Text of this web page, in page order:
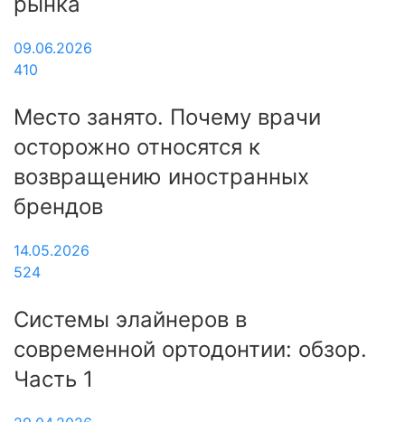
09.06.2026
410
Место занято. Почему врачи
осторожно относятся к
возвращению иностранных
брендов
14.05.2026
524
Системы элайнеров в
современной ортодонтии: обзор.
Часть 1